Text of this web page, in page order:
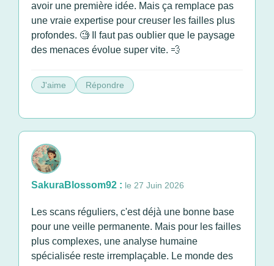
avoir une première idée. Mais ça remplace pas
une vraie expertise pour creuser les failles plus
profondes. 🧐 Il faut pas oublier que le paysage
des menaces évolue super vite. 💨
J'aime Répondre
SakuraBlossom92 : le 27 Juin 2026
Les scans réguliers, c'est déjà une bonne base
pour une veille permanente. Mais pour les failles
plus complexes, une analyse humaine
spécialisée reste irremplaçable. Le monde des